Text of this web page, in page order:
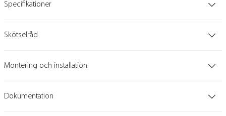
Specifikationer
Skötselråd
Montering och installation
Dokumentation